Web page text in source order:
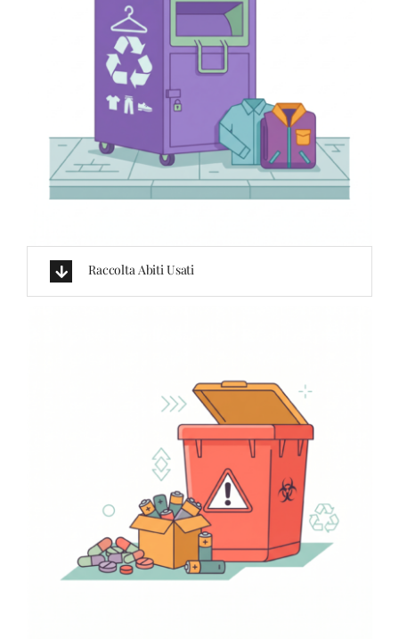
Raccolta Abiti Usati